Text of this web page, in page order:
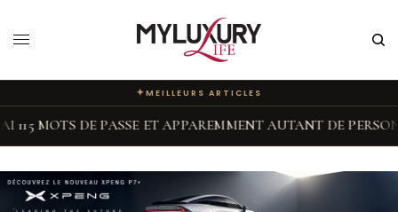
✦MEILLEURS ARTICLES
DE PASSE ET APPAREMMENT AUTANT DE PERSONNALITÉS ◆